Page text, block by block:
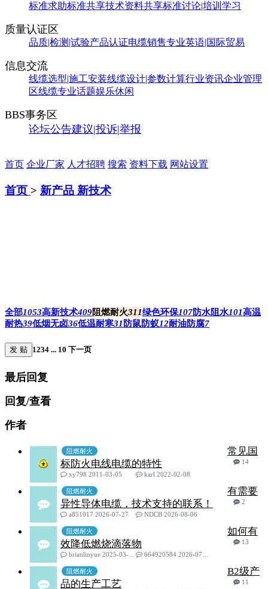
标准求助标准共享技术资料共享标准讨论|培训学习
质量认证区
品质|检测|试验产品认证电缆销售专业英语|国际贸易
信息交流
线缆选型|施工安装线缆设计|参数计算行业资讯企业管理
区线缆专业话题娱乐休闲
BBS事务区
论坛公告建议|投诉|举报
首页 企业厂家 人才招聘 搜索 资料下载 网站设置
首页 > 新产品 新技术
全部1053高新技术409阻燃耐火311绿色环保107防水阻水101高温
耐热39低烟无卤36低温耐寒31 防鼠防蚁12耐油防腐7
发 贴 1234 ... 10 下一页
最后回复
回复/查看
作者
阻燃耐火
常见国
标防火电线电缆的特性
14
xy798 2011-03-05
karl 2022-02-08
阻燃耐火
有需要
异性导体电缆，技术支持的联系！
2
a851017 2026-07-27
NDCB 2026-08-06
阻燃耐火
如何有
效降低燃烧滴落物
13
brianlinyue 2025-03-19
664920584 2026-07-27
阻燃耐火
B2级产
品的生产工艺
11